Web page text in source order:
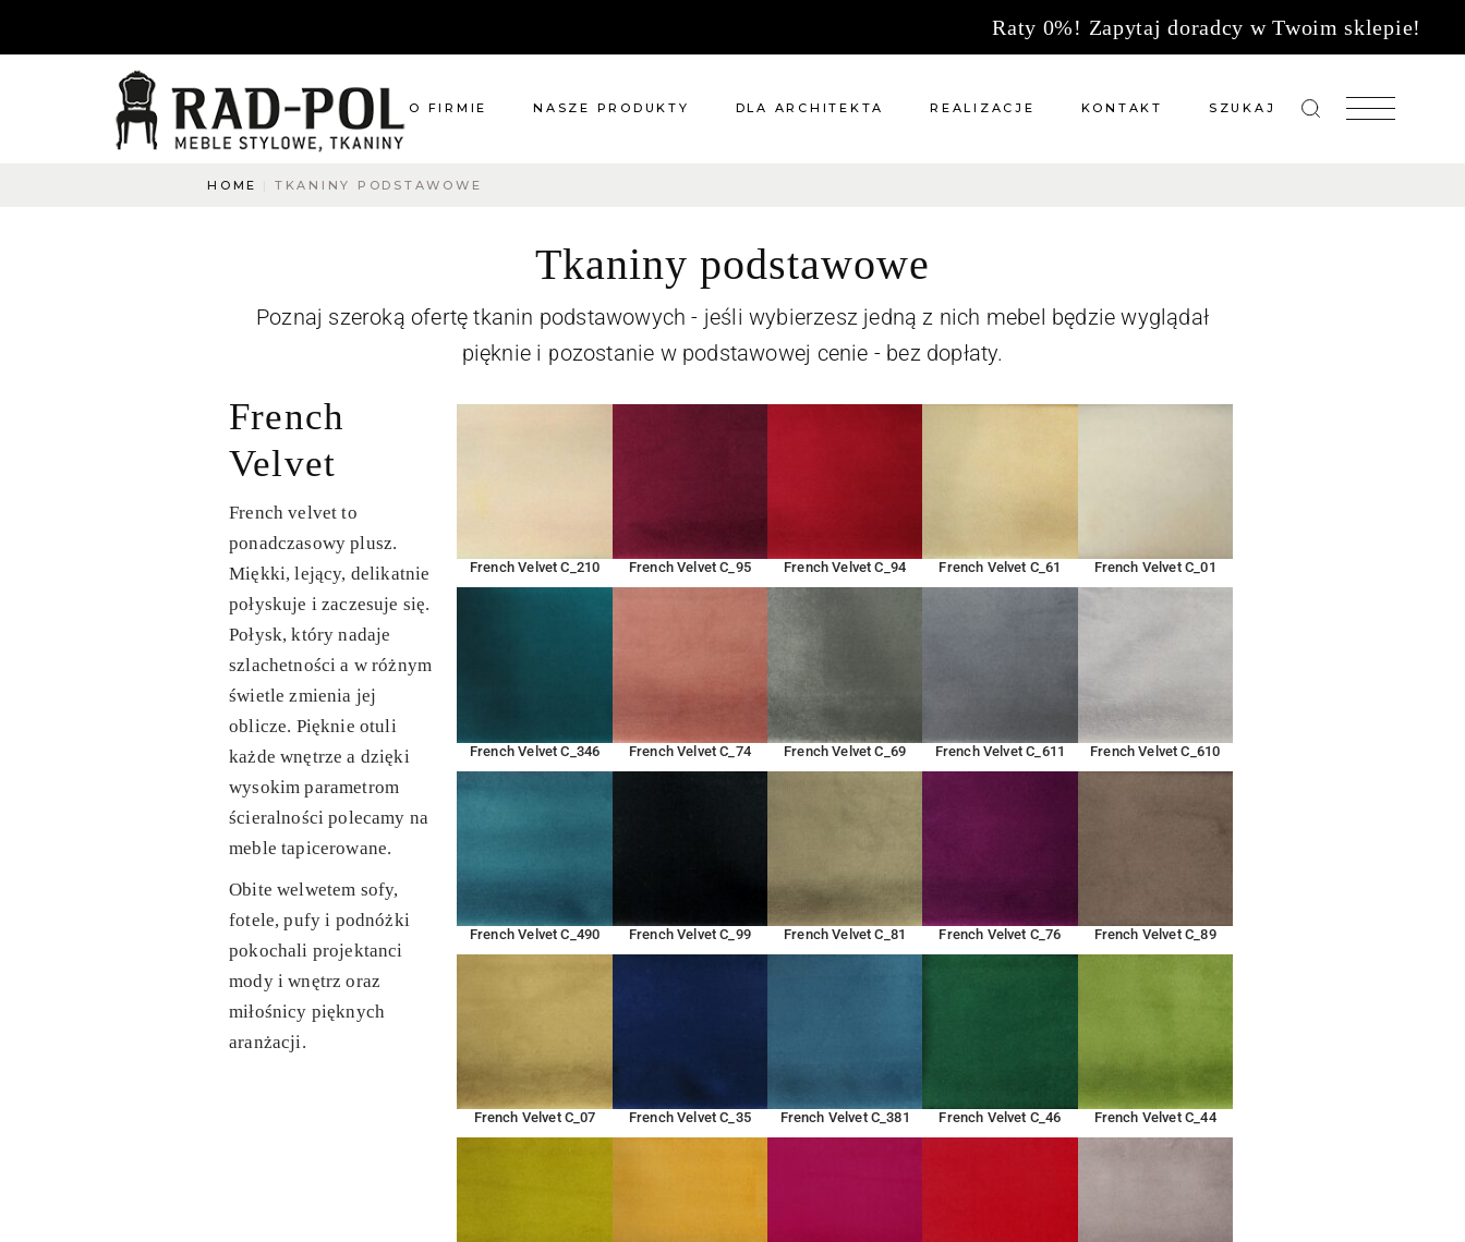
Raty 0%! Zapytaj doradcy w Twoim sklepie!
O FIRMIE
Napisz do nas
NASZE PRODUKTY
Oświetlenie
Kuchnie
Dodatki
DLA ARCHITEKTA REALIZACJE KONTAKT SZUKAJ
HOME TKANINY PODSTAWOWE
Tkaniny podstawowe
Poznaj szeroką ofertę tkanin podstawowych - jeśli wybierzesz jedną z nich mebel będzie wyglądał
pięknie i pozostanie w podstawowej cenie - bez dopłaty.
French
Velvet
French velvet to
ponadczasowy plusz.
Miękki, lejący, delikatnie
połyskuje i zaczesuje się.
Połysk, który nadaje
szlachetności a w różnym
świetle zmienia jej
oblicze. Pięknie otuli
każde wnętrze a dzięki
wysokim parametrom
ścieralności polecamy na
meble tapicerowane.
Obite welwetem sofy,
fotele, pufy i podnóżki
pokochali projektanci
mody i wnętrz oraz
miłośnicy pięknych
aranżacji.
French Velvet C_210 French Velvet C_95 French Velvet C_94 French Velvet C_61 French Velvet C_01
French Velvet C_346 French Velvet C_74 French Velvet C_69 French Velvet C_611 French Velvet C_610
French Velvet C_490 French Velvet C_99 French Velvet C_81 French Velvet C_76 French Velvet C_89
French Velvet C_07 French Velvet C_35 French Velvet C_381 French Velvet C_46 French Velvet C_44